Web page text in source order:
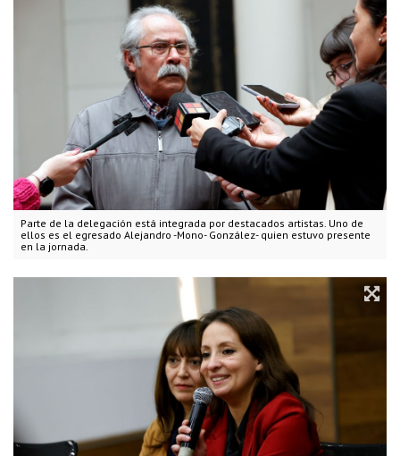
Parte de la delegación está integrada por destacados artistas. Uno de
ellos es el egresado Alejandro -Mono- González- quien estuvo presente
en la jornada.